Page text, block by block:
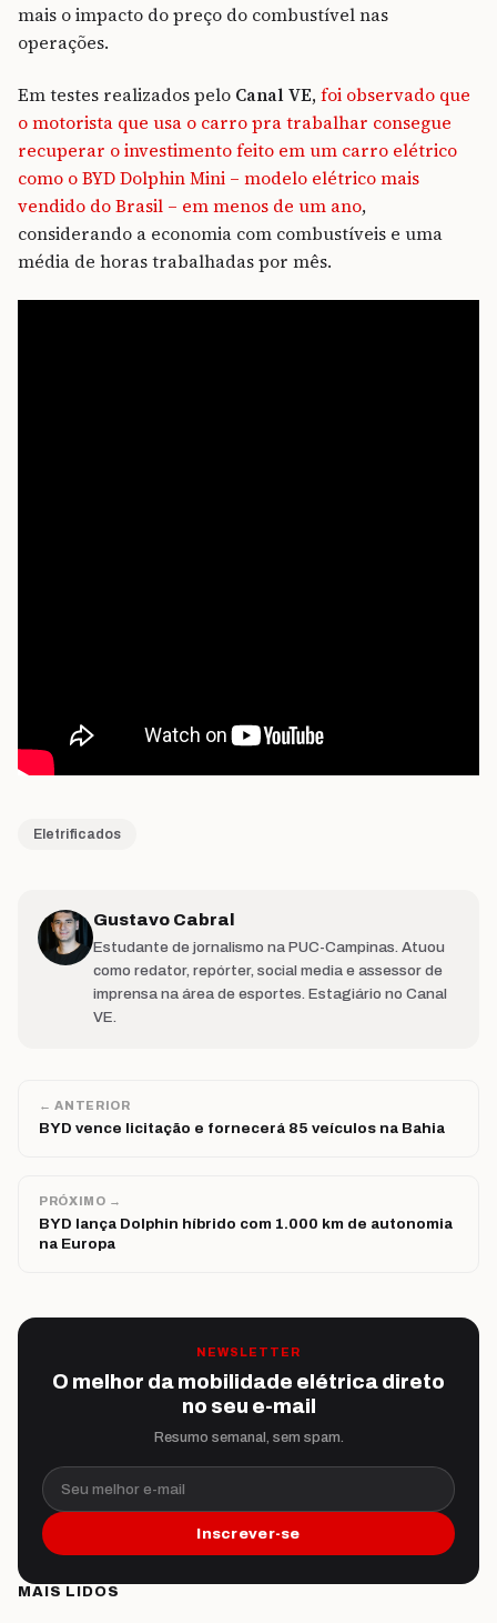
mais o impacto do preço do combustível nas
operações.
Em testes realizados pelo Canal VE, foi observado que
o motorista que usa o carro pra trabalhar consegue
recuperar o investimento feito em um carro elétrico
como o BYD Dolphin Mini – modelo elétrico mais
vendido do Brasil – em menos de um ano,
considerando a economia com combustíveis e uma
média de horas trabalhadas por mês.
Eletrificados
Gustavo Cabral
Estudante de jornalismo na PUC-Campinas. Atuou
como redator, repórter, social media e assessor de
imprensa na área de esportes. Estagiário no Canal
VE.
← ANTERIOR
BYD vence licitação e fornecerá 85 veículos na Bahia
PRÓXIMO →
BYD lança Dolphin híbrido com 1.000 km de autonomia
na Europa
NEWSLETTER
O melhor da mobilidade elétrica direto
no seu e-mail
Resumo semanal, sem spam.
Seu melhor e-mail
Inscrever-se
MAIS LIDOS